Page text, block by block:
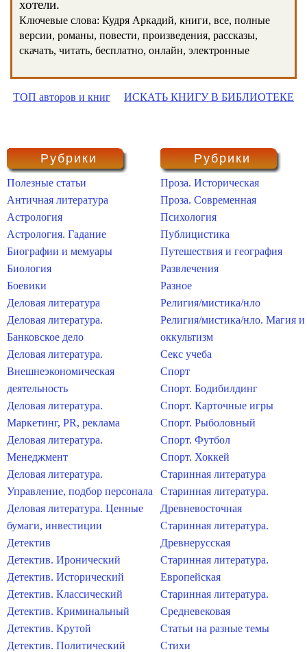
хотели.
Ключевые слова: Кудря Аркадий, книги, все, полные
версии, романы, повести, произведения, рассказы,
скачать, читать, бесплатно, онлайн, электронные
ТОП авторов и книг ИСКАТЬ КНИГУ В БИБЛИОТЕКЕ
Рубрики
Полезные статьи
Античная литература
Астрология
Астрология. Гадание
Биографии и мемуары
Биология
Боевики
Деловая литература
Деловая литература.
Банковское дело
Деловая литература.
Внешнеэкономическая
деятельность
Деловая литература.
Маркетинг, PR, реклама
Деловая литература.
Менеджмент
Деловая литература.
Управление, подбор персонала
Деловая литература. Ценные
бумаги, инвестиции
Детектив
Детектив. Иронический
Детектив. Исторический
Детектив. Классический
Детектив. Криминальный
Детектив. Крутой
Детектив. Политический
Рубрики
Проза. Историческая
Проза. Современная
Психология
Публицистика
Путешествия и география
Развлечения
Разное
Религия/мистика/нло
Религия/мистика/нло. Магия и
оккультизм
Секс учеба
Спорт
Спорт. Бодибилдинг
Спорт. Карточные игры
Спорт. Рыболовный
Спорт. Футбол
Спорт. Хоккей
Старинная литература
Старинная литература.
Древневосточная
Старинная литература.
Древнерусская
Старинная литература.
Европейская
Старинная литература.
Средневековая
Статьи на разные темы
Стихи